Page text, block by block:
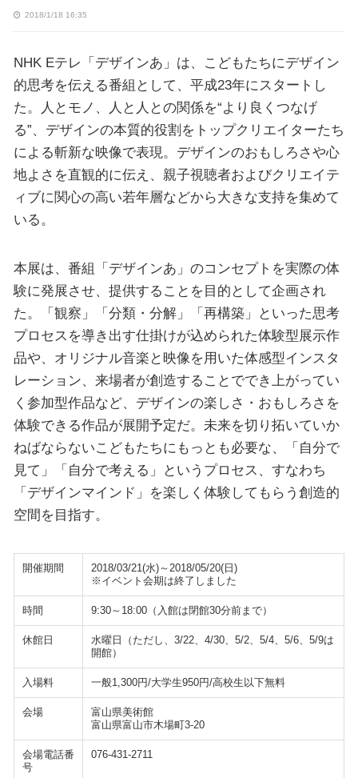
2018/1/18 16:35
NHK Eテレ「デザインあ」は、こどもたちにデザイン
的思考を伝える番組として、平成23年にスタートし
た。人とモノ、人と人との関係を“より良くつなげ
る”、デザインの本質的役割をトップクリエイターたち
による斬新な映像で表現。デザインのおもしろさや心
地よさを直観的に伝え、親子視聴者およびクリエイテ
ィブに関心の高い若年層などから大きな支持を集めて
いる。
本展は、番組「デザインあ」のコンセプトを実際の体
験に発展させ、提供することを目的として企画され
た。「観察」「分類・分解」「再構築」といった思考
プロセスを導き出す仕掛けが込められた体験型展示作
品や、オリジナル音楽と映像を用いた体感型インスタ
レーション、来場者が創造することででき上がってい
く参加型作品など、デザインの楽しさ・おもしろさを
体験できる作品が展開予定だ。未来を切り拓いていか
ねばならないこどもたちにもっとも必要な、「自分で
見て」「自分で考える」というプロセス、すなわち
「デザインマインド」を楽しく体験してもらう創造的
空間を目指す。
開催期間
2018/03/21(水)～2018/05/20(日)
※イベント会期は終了しました
時間 9:30～18:00（入館は閉館30分前まで）
休館日
水曜日（ただし、3/22、4/30、5/2、5/4、5/6、5/9は
開館）
入場料 一般1,300円/大学生950円/高校生以下無料
会場
富山県美術館
富山県富山市木場町3-20
会場電話番
号
076-431-2711